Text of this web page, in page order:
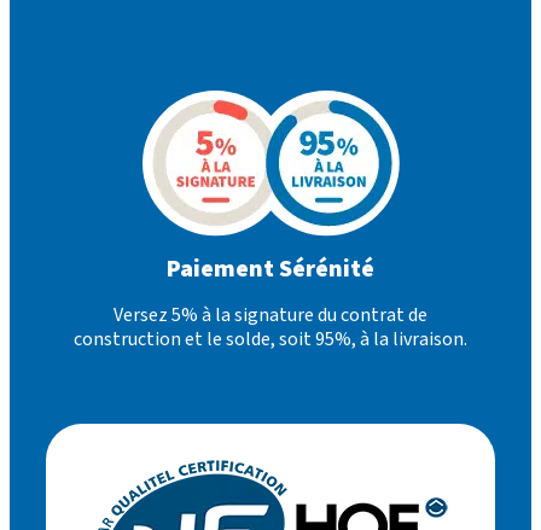
Paiement Sérénité
Versez 5% à la signature du contrat de
construction et le solde, soit 95%, à la livraison.